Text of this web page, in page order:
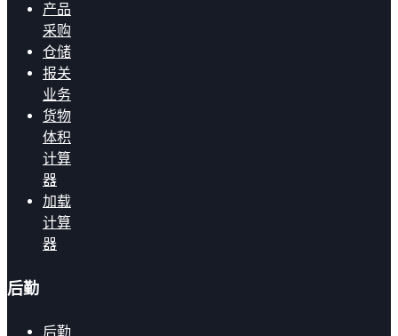
产品
采购
仓储
报关
业务
货物
体积
计算
器
加载
计算
器
后勤
后勤